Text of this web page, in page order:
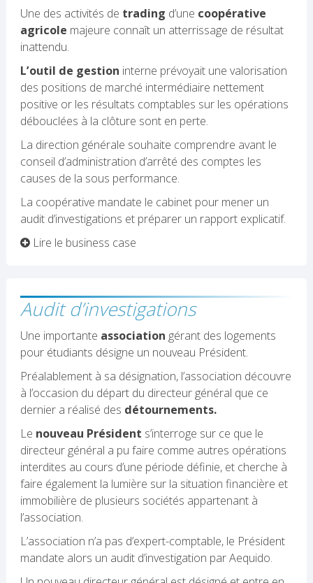
Une des activités de trading d’une coopérative
agricole majeure connaît un atterrissage de résultat
inattendu.
L’outil de gestion interne prévoyait une valorisation
des positions de marché intermédiaire nettement
positive or les résultats comptables sur les opérations
débouclées à la clôture sont en perte.
La direction générale souhaite comprendre avant le
conseil d’administration d’arrêté des comptes les
causes de la sous performance.
La coopérative mandate le cabinet pour mener un
audit d’investigations et préparer un rapport explicatif.
Lire le business case
Audit d’investigations
Une importante association gérant des logements
pour étudiants désigne un nouveau Président.
Préalablement à sa désignation, l’association découvre
à l’occasion du départ du directeur général que ce
dernier a réalisé des détournements.
Le nouveau Président s’interroge sur ce que le
directeur général a pu faire comme autres opérations
interdites au cours d’une période définie, et cherche à
faire également la lumière sur la situation financière et
immobilière de plusieurs sociétés appartenant à
l’association.
L’association n’a pas d’expert-comptable, le Président
mandate alors un audit d’investigation par Aequido.